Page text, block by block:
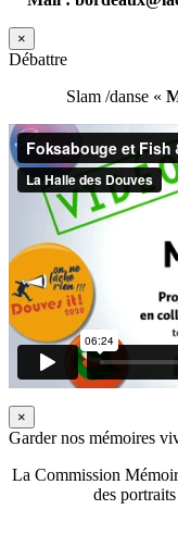
×
Débattre
Slam /danse «
×
Garder nos mémoires
La Commission
des